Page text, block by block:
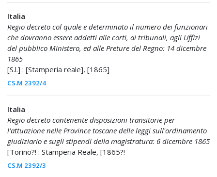
Italia
Regio decreto col quale e determinato il numero dei funzionari
che dovranno essere addetti alle corti, ai tribunali, agli Uffizi
del pubblico Ministero, ed alle Preture del Regno: 14 dicembre
1865
[S.l.] : [Stamperia reale], [1865]
CS.M 2392/4
Italia
Regio decreto contenente disposizioni transitorie per
l'attuazione nelle Province toscane delle leggi sull'ordinamento
giudiziario e sugli stipendi della magistratura: 6 dicembre 1865
[Torino?! : Stamperia Reale, [1865?!
CS.M 2392/3